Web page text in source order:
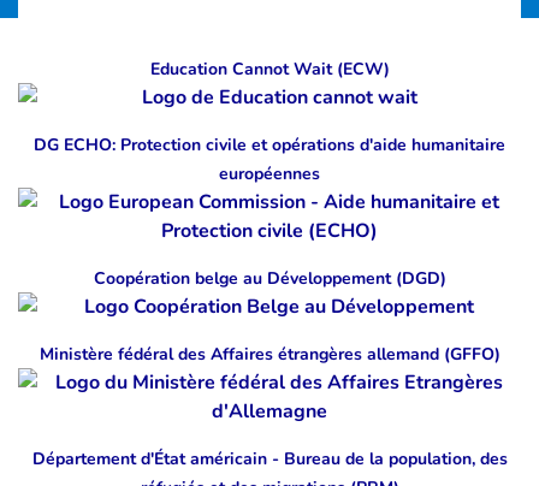
Education Cannot Wait (ECW)
DG ECHO: Protection civile et opérations d'aide humanitaire
européennes
Coopération belge au Développement (DGD)
Ministère fédéral des Affaires étrangères allemand (GFFO)
Département d'État américain - Bureau de la population, des